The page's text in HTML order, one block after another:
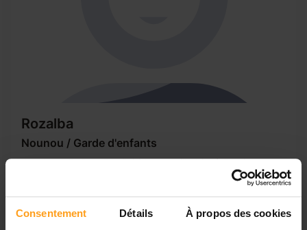
Consentement Détails À propos des cookies
Rozalba
Nounou / Garde d'enfants
Je m'appelle Rozalba, j'ai 21 ans et j'habite à Pamiers en
Ariege. En Juin 2019 j'ai obtenue mon BTS Commerce
c'est pour cela qu'à plusieurs reprises je me suis rendu à
l'étranger (Angleterre, États-unis, Suisse) en tant que fille